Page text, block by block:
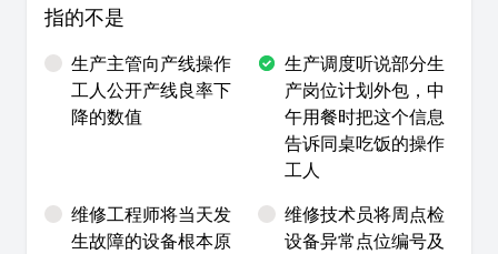
指的不是
生产主管向产线操作
工人公开产线良率下
降的数值
生产调度听说部分生
产岗位计划外包，中
午用餐时把这个信息
告诉同桌吃饭的操作
工人
维修工程师将当天发
生故障的设备根本原
维修技术员将周点检
设备异常点位编号及